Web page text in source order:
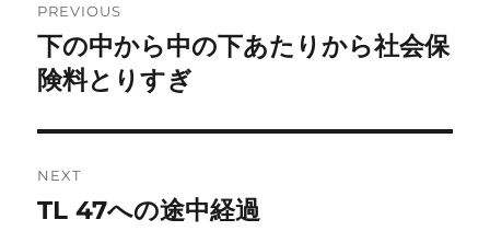
navigation
PREVIOUS
Previous
post:
下の中から中の下あたりから社会保
険料とりすぎ
NEXT
Next
TL 47への途中経過